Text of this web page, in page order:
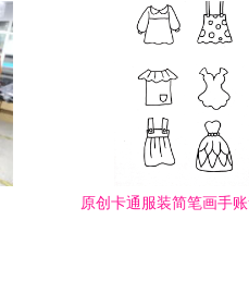
原创卡通服装简笔画手